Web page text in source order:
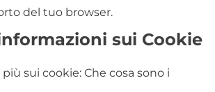
del tuo browser.
sui Cookie
sui cookie: Che cosa sono i